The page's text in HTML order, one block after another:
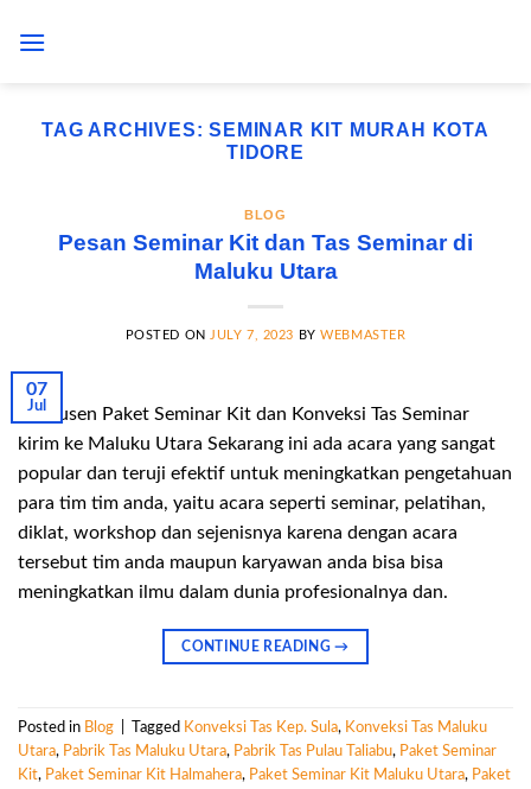
TAG ARCHIVES:SEMINAR KIT MURAH KOTA
TIDORE
BLOG
Pesan Seminar Kit dan Tas Seminar di
Maluku Utara
POSTED ON JULY 7, 2023 BYWEBMASTER
07
Jul
Produsen Paket Seminar Kit dan Konveksi Tas Seminar
kirim ke Maluku Utara Sekarang ini ada acara yang sangat
popular dan teruji efektif untuk meningkatkan pengetahuan
para tim tim anda, yaitu acara seperti seminar, pelatihan,
diklat, workshop dan sejenisnya karena dengan acara
tersebut tim anda maupun karyawan anda bisa bisa
meningkatkan ilmu dalam dunia profesionalnya dan.
CONTINUE READING→
Posted in Blog Tagged Konveksi Tas Kep. Sula, Konveksi Tas Maluku
Utara, Pabrik Tas Maluku Utara, Pabrik Tas Pulau Taliabu, Paket Seminar
Kit, Paket Seminar Kit Halmahera, Paket Seminar Kit Maluku Utara, Paket